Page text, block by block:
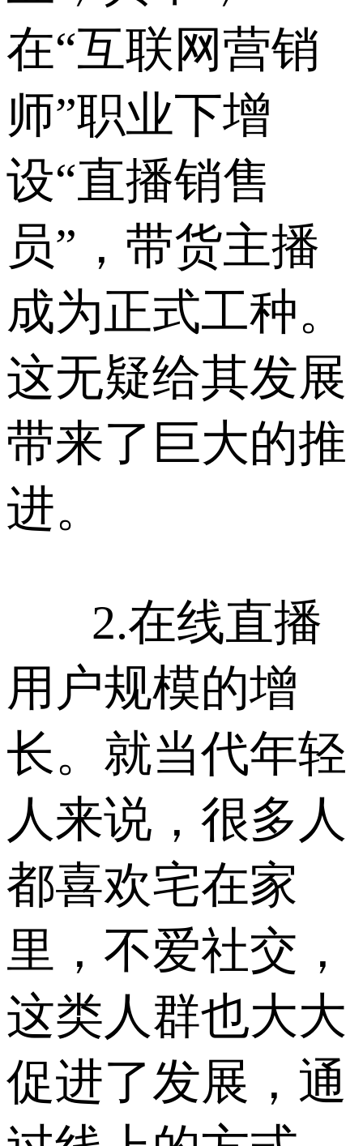
在“互联网营销
师”职业下增
设“直播销售
员”，带货主播
成为正式工种。
这无疑给其发展
带来了巨大的推
进。
2.在线直播
用户规模的增
长。就当代年轻
人来说，很多人
都喜欢宅在家
里，不爱社交，
这类人群也大大
促进了发展，通